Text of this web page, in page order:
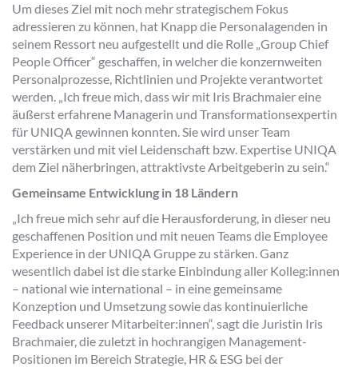
Um dieses Ziel mit noch mehr strategischem Fokus
adressieren zu können, hat Knapp die Personalagenden in
seinem Ressort neu aufgestellt und die Rolle „Group Chief
People Officer“ geschaffen, in welcher die konzernweiten
Personalprozesse, Richtlinien und Projekte verantwortet
werden. „Ich freue mich, dass wir mit Iris Brachmaier eine
äußerst erfahrene Managerin und Transformationsexpertin
für UNIQA gewinnen konnten. Sie wird unser Team
verstärken und mit viel Leidenschaft bzw. Expertise UNIQA
dem Ziel näherbringen, attraktivste Arbeitgeberin zu sein.“
Gemeinsame Entwicklung in 18 Ländern
„Ich freue mich sehr auf die Herausforderung, in dieser neu
geschaffenen Position und mit neuen Teams die Employee
Experience in der UNIQA Gruppe zu stärken. Ganz
wesentlich dabei ist die starke Einbindung aller Kolleg:innen
– national wie international – in eine gemeinsame
Konzeption und Umsetzung sowie das kontinuierliche
Feedback unserer Mitarbeiter:innen“, sagt die Juristin Iris
Brachmaier, die zuletzt in hochrangigen Management-
Positionen im Bereich Strategie, HR & ESG bei der